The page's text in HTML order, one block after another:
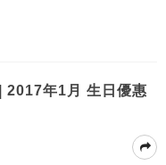
香港人限定 | 2017年1月 生日優惠